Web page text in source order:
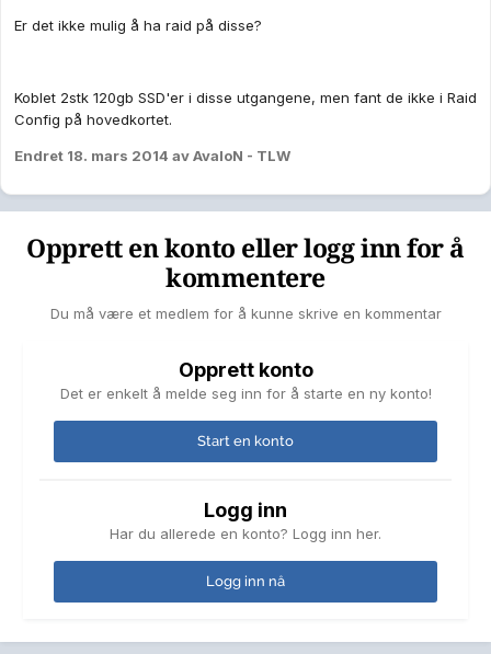
Er det ikke mulig å ha raid på disse?
Koblet 2stk 120gb SSD'er i disse utgangene, men fant de ikke i Raid
Config på hovedkortet.
Endret 18. mars 2014 av AvaloN - TLW
Opprett en konto eller logg inn for å
kommentere
Du må være et medlem for å kunne skrive en kommentar
Opprett konto
Det er enkelt å melde seg inn for å starte en ny konto!
Start en konto
Logg inn
Har du allerede en konto? Logg inn her.
Logg inn nå